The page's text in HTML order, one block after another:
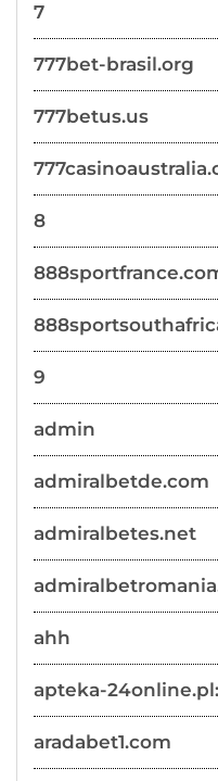
7
777bet-brasil.org
777betus.us
8
9
admin
admiralbetde.com
admiralbetes.net
ahh
apteka-
aradabet1.com